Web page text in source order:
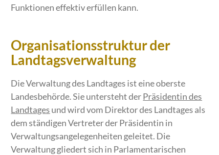
Funktionen effektiv erfüllen kann.
Organisationsstruktur der
Landtagsverwaltung
Die Verwaltung des Landtages ist eine oberste
Landesbehörde. Sie untersteht derPräsidentin des
Landtages und wird vom Direktor des Landtages als
dem ständigen Vertreter der Präsidentin in
Verwaltungsangelegenheiten geleitet. Die
Verwaltung gliedert sich in Parlamentarischen